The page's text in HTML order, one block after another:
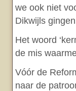
we ook niet
Dikwijls
Het woord
de mis
Vóór de
naar de